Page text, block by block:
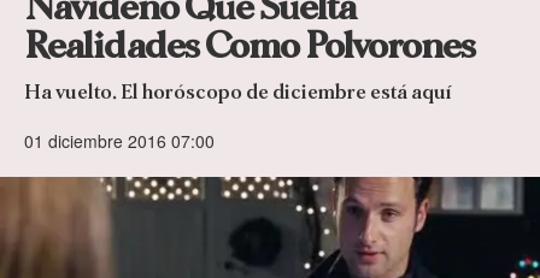
Realidades Como Polvorones
Ha vuelto. El horóscopo de diciembre está aquí
01 diciembre 2016 07:00